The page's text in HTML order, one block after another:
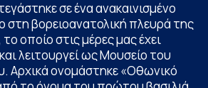
σε ένα ανακαινισμένο
στη βορειοανατολική πλευρά της
οποίο στις μέρες μας έχει
λειτουργεί ως Μουσείο του
Αρχικά ονομάστηκε «Οθωνικό